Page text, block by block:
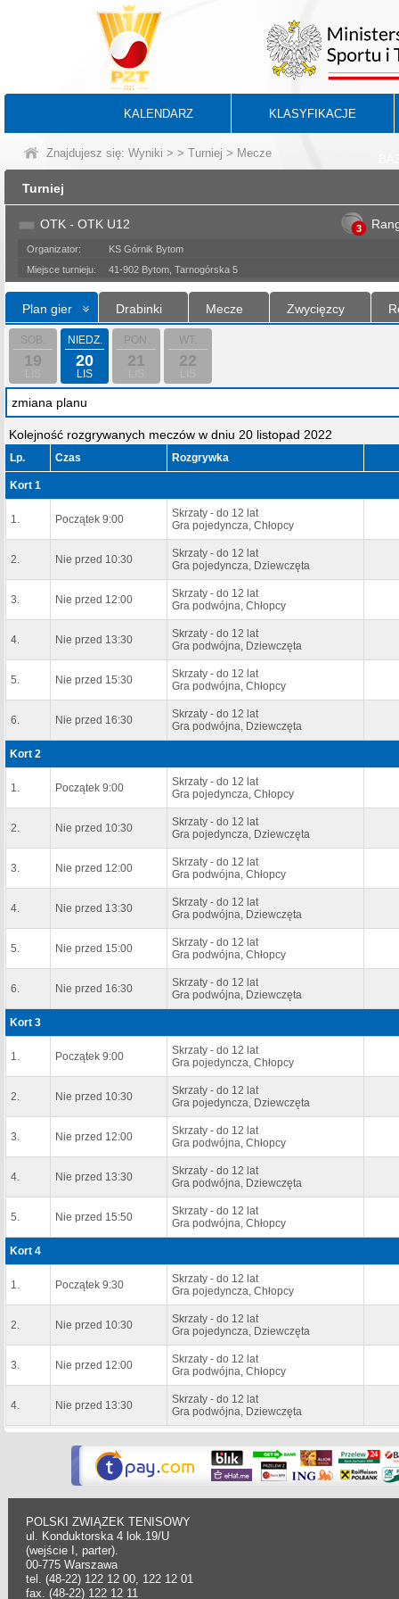
KALENDARZ KLASYFIKACJE
Znajdujesz się: Wyniki > > Turniej > Mecze
Turniej
OTK - OTK U12 3
Organizator:
KS Górnik Bytom
Miejsce turnieju:
41-902 Bytom, Tarnogórska 5
Plan gier Drabinki Mecze Zwycięzcy
SOB.
19
NIEDZ.
20
LIS
PON.
21
WT.
22
zmiana planu
Kolejność rozgrywanych meczów w dniu 20 listopad 2022
Lp. Czas Rozgrywka
Kort 1
1. Początek 9:00
Skrzaty - do 12 lat
Gra pojedyncza, Chłopcy
2. Nie przed 10:30
Skrzaty - do 12 lat
Gra pojedyncza, Dziewczęta
3. Nie przed 12:00
Skrzaty - do 12 lat
Gra podwójna, Chłopcy
4. Nie przed 13:30
Skrzaty - do 12 lat
Gra podwójna, Dziewczęta
5. Nie przed 15:30
Skrzaty - do 12 lat
Gra podwójna, Chłopcy
6. Nie przed 16:30
Skrzaty - do 12 lat
Gra podwójna, Dziewczęta
Kort 2
1. Początek 9:00
Skrzaty - do 12 lat
Gra pojedyncza, Chłopcy
2. Nie przed 10:30
Skrzaty - do 12 lat
Gra pojedyncza, Dziewczęta
3. Nie przed 12:00
Skrzaty - do 12 lat
Gra podwójna, Chłopcy
4. Nie przed 13:30
Skrzaty - do 12 lat
Gra podwójna, Dziewczęta
5. Nie przed 15:00
Skrzaty - do 12 lat
Gra podwójna, Chłopcy
6. Nie przed 16:30
Skrzaty - do 12 lat
Gra podwójna, Dziewczęta
Kort 3
1. Początek 9:00
Skrzaty - do 12 lat
Gra pojedyncza, Chłopcy
2. Nie przed 10:30
Skrzaty - do 12 lat
Gra pojedyncza, Dziewczęta
3. Nie przed 12:00
Skrzaty - do 12 lat
Gra podwójna, Chłopcy
4. Nie przed 13:30
Skrzaty - do 12 lat
Gra podwójna, Dziewczęta
5. Nie przed 15:50
Skrzaty - do 12 lat
Gra podwójna, Chłopcy
Kort 4
1. Początek 9:30
Skrzaty - do 12 lat
Gra pojedyncza, Chłopcy
2. Nie przed 10:30
Skrzaty - do 12 lat
Gra pojedyncza, Dziewczęta
3. Nie przed 12:00
Skrzaty - do 12 lat
Gra podwójna, Chłopcy
4. Nie przed 13:30
Skrzaty - do 12 lat
Gra podwójna, Dziewczęta
POLSKI ZWIĄZEK TENISOWY
ul. Konduktorska 4 lok.19/U
(wejście I, parter).
00-775 Warszawa
tel. (48-22) 122 12 00, 122 12 01
fax. (48-22) 122 12 11